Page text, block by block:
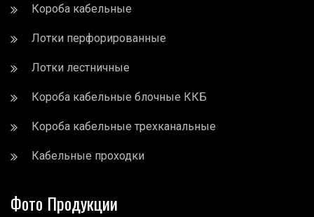
Короба кабельные
Лотки перфорированные
Лотки лестничные
Короба кабельные блочные ККБ
Короба кабельные трехканальные
Кабельные проходки
Фото Продукции